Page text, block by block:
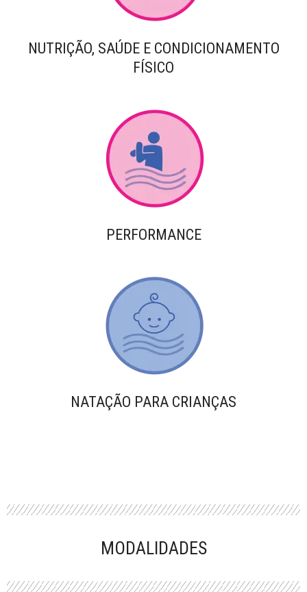
NUTRIÇÃO, SAÚDE E CONDICIONAMENTO
FÍSICO
PERFORMANCE
NATAÇÃO PARA CRIANÇAS
MODALIDADES